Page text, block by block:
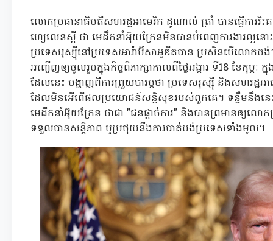
លោកប្រធានាធិបតីសហរដ្ឋអាមេរិក ដូណាល់ ត្រាំ បានធ្វើការ
ហ្សេលេនស្គី ថា មេដឹកនាំអ៊ុយក្រែនមិនបានបំពេញការងារល្អ
ប្រទេសរុស្ស៊ីនៅប្រទេសអារ៉ាប៊ីសាអូឌីតបាន ប្រសិនបើលោកចង់
អញ្ជើញឲ្យចូលរួមក្នុងកិច្ចពិភាក្សាកាលពីថ្ងៃអង្គារ ទី18 ខែកុម្ភៈ
ដែលនេះ បង្ហាញពីការព្រួយបារម្ភថា ប្រទេសរុស្ស៊ី និងសហរដ្ឋ
ដែលមិនអើពើផលប្រយោជន៍សន្តិសុខរបស់ពួកគេ។ ទន្ទឹមនឹងនេ
មេដឹកនាំអ៊ុយក្រែន ថាជា "ជនផ្តាច់ការ" និងបានព្រមានឲ្យលោ
ទទួលបានសន្តិភាព ឬប្រថុយនឹងការបាត់បង់ប្រទេសទាំងមូល។